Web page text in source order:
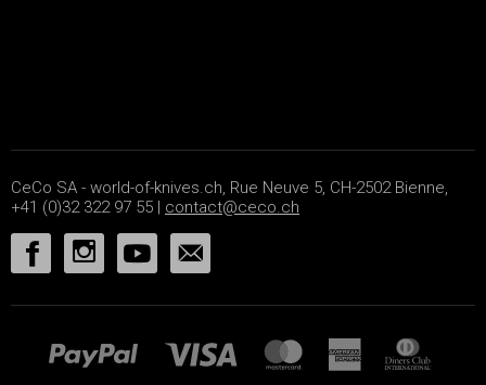
CeCo SA - world-of-knives.ch, Rue Neuve 5, CH-2502 Bienne,
+41 (0)32 322 97 55 | contact@ceco.ch